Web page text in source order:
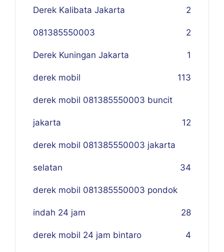
2
Derek Kalibata Jakarta
081385550003 2
Derek Kuningan Jakarta 1
derek mobil 113
derek mobil 081385550003 buncit
jakarta 12
derek mobil 081385550003 jakarta
selatan 34
derek mobil 081385550003 pondok
indah 24 jam 28
derek mobil 24 jam bintaro 4